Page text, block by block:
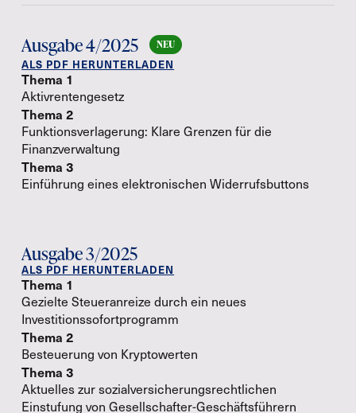
Ausgabe 4/2025
ALS PDF HERUNTERLADEN
Thema 1
Aktivrentengesetz
Thema 2
Funktionsverlagerung: Klare Grenzen für die
Finanzverwaltung
Thema 3
Einführung eines elektronischen Widerrufsbuttons
Ausgabe 3/2025
ALS PDF HERUNTERLADEN
Thema 1
Gezielte Steueranreize durch ein neues
Investitionssofortprogramm
Thema 2
Besteuerung von Kryptowerten
Thema 3
Aktuelles zur sozialversicherungsrechtlichen
Einstufung von Gesellschafter-Geschäftsführern